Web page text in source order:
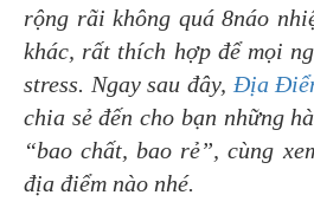
rộng rãi không quá 8náo
khác, rất thích hợp để mọi
stress. Ngay sau đây, Địa
chia sẻ đến cho bạn những
“bao chất, bao rẻ”, cùng
địa điểm nào nhé.